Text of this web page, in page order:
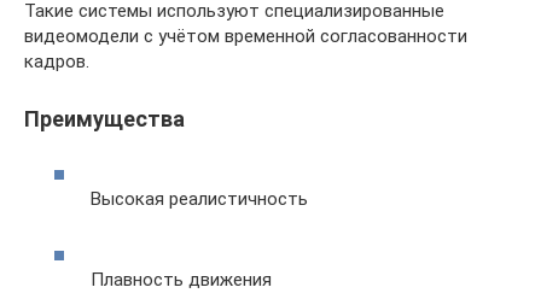
Такие системы используют специализированные
видеомодели с учётом временной согласованности
кадров.
Преимущества
Высокая реалистичность
Плавность движения